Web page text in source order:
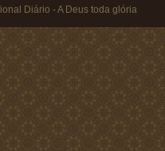
Diário - A Deus toda glória